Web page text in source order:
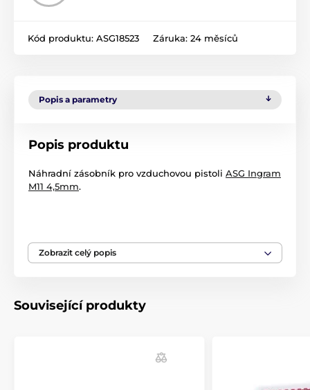
Kód produktu: ASG18523 Záruka: 24 měsíců
Popis a parametry
Popis produktu
Náhradní zásobník pro vzduchovou pistoli ASG Ingram
M11 4,5mm.
Příslušenství Příslušenství
Zásobníky a podavače
Zobrazit celý popis
Související produkty